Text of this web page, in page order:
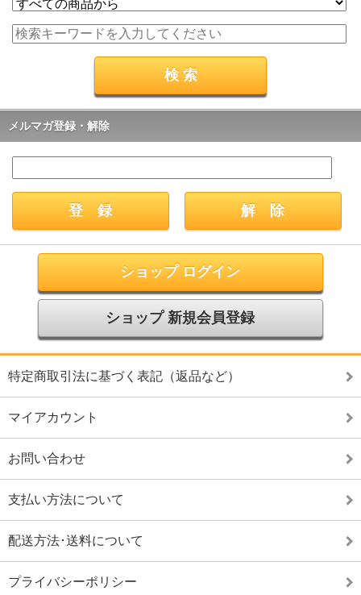
メルマガ登録・解除
ショップ ログイン
ショップ 新規会員登録
特定商取引法に基づく表記（返品など）
マイアカウント
お問い合わせ
支払い方法について
配送方法･送料について
プライバシーポリシー